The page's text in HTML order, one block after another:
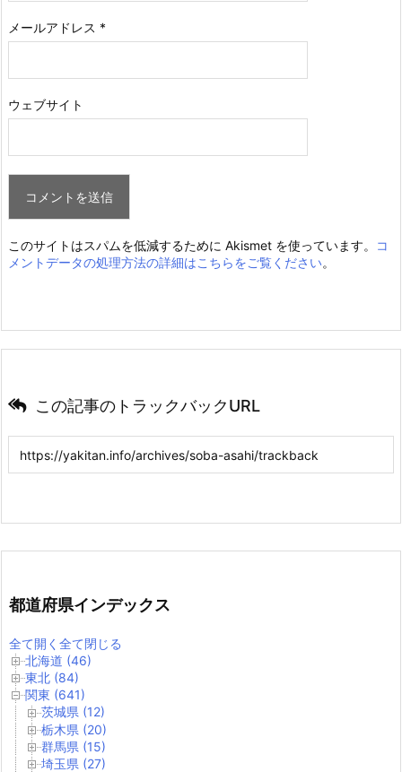
メールアドレス *
ウェブサイト
このサイトはスパムを低減するために Akismet を使っています。
コ
メントデータの処理方法の詳細はこちらをご覧ください。
この記事のトラックバックURL
都道府県インデックス
全て開く 全て閉じる
北海道 (46)
東北 (84)
関東 (641)
茨城県 (12)
栃木県 (20)
群馬県 (15)
埼玉県 (27)